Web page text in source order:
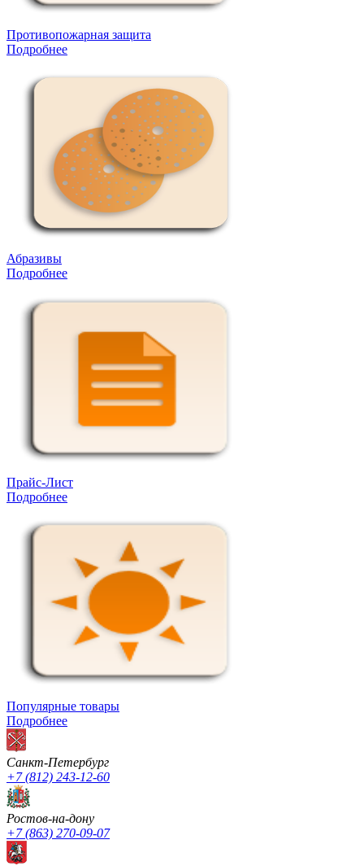
Противопожарная защита
Подробнее
Абразивы
Подробнее
Прайс-Лист
Подробнее
Популярные товары
Подробнее
Санкт-Петербург
+7 (812) 243-12-60
Ростов-на-дону
+7 (863) 270-09-07